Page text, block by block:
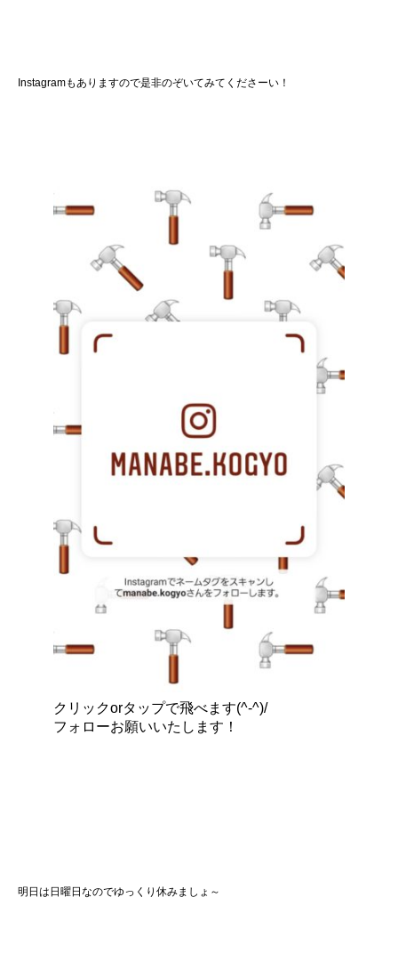
Instagramもありますので是非のぞいてみてくださーい！
クリックorタップで飛べます(^-^)/
フォローお願いいたします！
明日は日曜日なのでゆっくり休みましょ～